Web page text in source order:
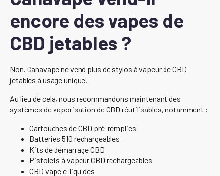
encore des vapes de
CBD jetables ?
Non. Canavape ne vend plus de stylos à vapeur de CBD
jetables à usage unique.
Au lieu de cela, nous recommandons maintenant des
systèmes de vaporisation de CBD réutilisables, notamment :
Cartouches de CBD pré-remplies
Batteries 510 rechargeables
Kits de démarrage CBD
Pistolets à vapeur CBD rechargeables
CBD vape e-liquides